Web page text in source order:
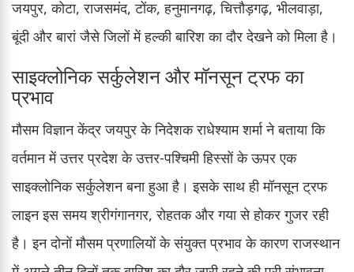
जयपुर, कोटा, राजसमंद, टोंक, हनुमानगढ़, चित्तौड़गढ़, भीलवाड़ा,
बूंदी और बारां जैसे जिलों में हल्की बारिश का दौर देखने को मिला है।
साइक्लोनिक सर्कुलेशन और मॉनसून ट्रफ का
प्रभाव
मौसम विज्ञान केंद्र जयपुर के निदेशक राधेश्याम शर्मा ने बताया कि
वर्तमान में उत्तर प्रदेश के उत्तर-पश्चिमी हिस्सों के ऊपर एक
साइक्लोनिक सर्कुलेशन बना हुआ है। इसके साथ ही मॉनसून ट्रफ
लाइन इस समय श्रीगंगानगर, रोहतक और गया से होकर गुजर रही
है। इन दोनों मौसम प्रणालियों के संयुक्त प्रभाव के कारण राजस्थान